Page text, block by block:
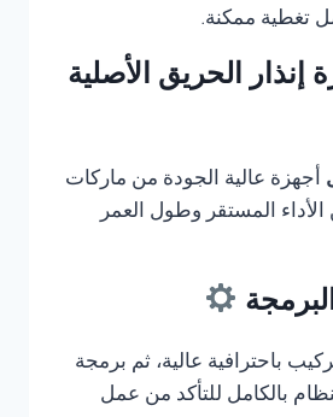
تغطية ممكنة.
أجهزة عالية الجودة من ماركات
المستقر وطول العمر
باحترافية عالية، ثم برمجة
بالكامل للتأكد من عمل